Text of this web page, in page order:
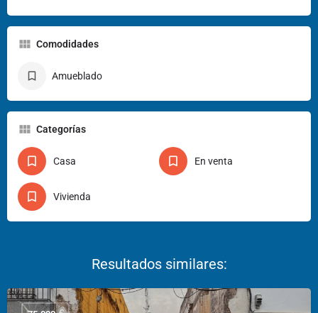
Comodidades
Amueblado
Categorías
Casa En venta
Vivienda